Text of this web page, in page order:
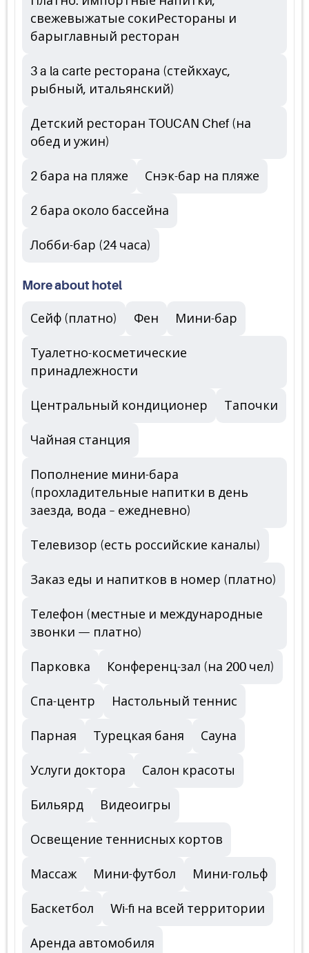
свежевыжатые сокиРестораны и
барыглавный ресторан
3 a la carte ресторана (стейкхаус,
рыбный, итальянский)
Детский ресторан TOUCAN Chef (на
обед и ужин)
2 бара на пляже Снэк-бар на пляже
2 бара около бассейна
Лобби-бар (24 часа)
More about hotel
Сейф (платно) Фен Мини-бар
Туалетно-косметические
принадлежности
Центральный кондиционер Тапочки
Чайная станция
Пополнение мини-бара
(прохладительные напитки в день
заезда, вода – ежедневно)
Телевизор (есть российские каналы)
Заказ еды и напитков в номер (платно)
Телефон (местные и международные
звонки — платно)
Парковка Конференц-зал (на 200 чел)
Спа-центр Настольный теннис
Парная Турецкая баня Сауна
Услуги доктора Салон красоты
Бильярд Видеоигры
Освещение теннисных кортов
Массаж Мини-футбол Мини-гольф
Баскетбол Wi-fi на всей территории
Аренда автомобиля